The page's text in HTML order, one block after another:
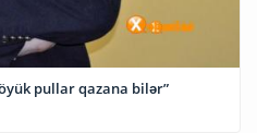
pullar qazana bilər”